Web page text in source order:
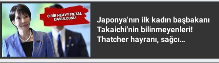
Japonya'nın ilk kadın başbakanı
Takaichi'nin bilinmeyenleri!
Thatcher hayranı, sağcı